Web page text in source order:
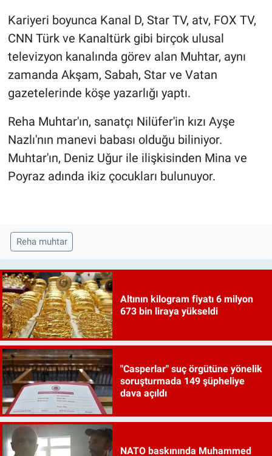
Kariyeri boyunca Kanal D, Star TV, atv, FOX TV,
CNN Türk ve Kanaltürk gibi birçok ulusal
televizyon kanalında görev alan Muhtar, aynı
zamanda Akşam, Sabah, Star ve Vatan
gazetelerinde köşe yazarlığı yaptı.
Reha Muhtar'ın, sanatçı Nilüfer'in kızı Ayşe
Nazlı'nın manevi babası olduğu biliniyor.
Muhtar'ın, Deniz Uğur ile ilişkisinden Mina ve
Poyraz adında ikiz çocukları bulunuyor.
Reha muhtar
Altının kilogram fiyatı 6 milyon
673 bin liraya yükseldi
"Casperlar" suç örgütüne yönelik
soruşturmada 149 şüpheliye
dava açıldı
NATO baskınında Muhammed